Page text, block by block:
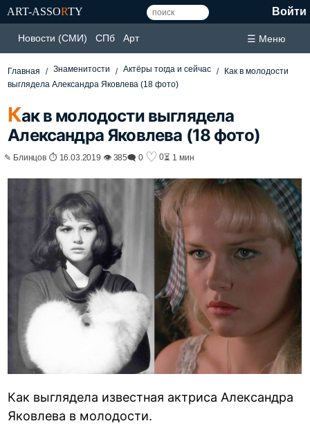
ART-ASSORTY Войти
Новости (СМИ) СПб Арт ☰ Меню
Главная Знаменитости Актёры тогда и сейчас
Как в молодости
выглядела Александра Яковлева (18 фото)
Как в молодости выглядела
Александра Яковлева (18 фото)
✎ Блинцов ⏱ 16.03.2019 👁 385🗨 0 ♡ 0⏳ 1 мин
Как выглядела известная актриса Александра
Яковлева в молодости.